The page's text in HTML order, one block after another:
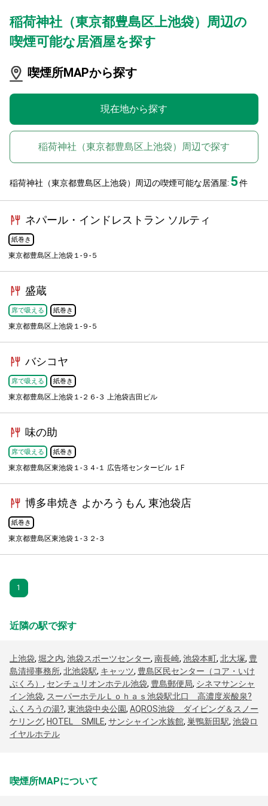
稲荷神社（東京都豊島区上池袋）周辺の
喫煙可能な居酒屋を探す
喫煙所MAPから探す
現在地から探す
稲荷神社（東京都豊島区上池袋）周辺で探す
稲荷神社（東京都豊島区上池袋）周辺の喫煙可能な居酒屋: 5件
ネパール・インドレストラン ソルティ
紙巻き
東京都豊島区上池袋１-９-５
盛蔵
席で吸える 紙巻き
東京都豊島区上池袋１-９-５
バシコヤ
席で吸える 紙巻き
東京都豊島区上池袋１-２６-３ 上池袋吉田ビル
味の助
席で吸える 紙巻き
東京都豊島区東池袋１-３４-１ 広告塔センタービル １F
博多串焼き よかろうもん 東池袋店
紙巻き
東京都豊島区東池袋１-３２-３
1
近隣の駅で探す
上池袋, 堀之内, 池袋スポーツセンター, 南長崎, 池袋本町, 北大塚, 豊
島清掃事務所, 北池袋駅, キャッツ, 豊島区民センター（コア・いけ
ぶくろ） , センチュリオンホテル池袋, 豊島郵便局, シネマサンシャ
イン池袋, スーパーホテルＬｏｈａｓ池袋駅北口 高濃度炭酸泉?
ふくろうの湯?, 東池袋中央公園, AQROS池袋 ダイビング＆スノー
ケリング, HOTEL SMILE, サンシャイン水族館, 巣鴨新田駅, 池袋ロ
イヤルホテル
喫煙所MAPについて